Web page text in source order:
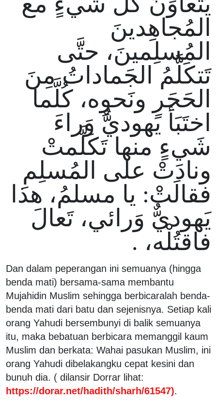
المُجاهِدينَ
المُسلِمينَ، حتَّى
تَتكَلَّمُ الجَماداتُ مِنَ
الحَجَرِ ونَحوِه، كُلَّما
اختَبَأ يَهوديٌّ وَراءَ
شَيءٍ منها تَكَلَّمتْ
ونادَتْ على المُسلِمِ
فقالَتْ: يا مسلمُ، هذا
يَهوديٌّ وَرائي، تَعالَ
فاقتُلْه، .
Dan dalam peperangan ini semuanya (hingga
benda mati) bersama-sama membantu
Mujahidin Muslim sehingga berbicaralah benda-
benda mati dari batu dan sejenisnya. Setiap kali
orang Yahudi bersembunyi di balik semuanya
itu, maka bebatuan berbicara memanggil kaum
Muslim dan berkata: Wahai pasukan Muslim, ini
orang Yahudi dibelakangku cepat kesini dan
bunuh dia. ( dilansir Dorrar lihat:
https://dorar.net/hadith/sharh/61547).